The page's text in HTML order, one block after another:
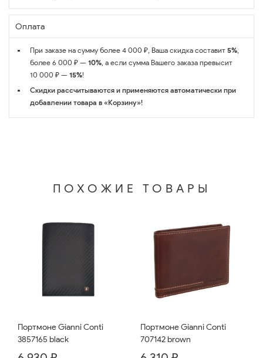
Оплата
При заказе на сумму более 4 000 ₽, Ваша скидка составит 5%,
более 6 000 ₽ — 10%, а если сумма Вашего заказа превысит
10 000 ₽ — 15%!
Скидки рассчитываются и применяются автоматически при
добавлении товара в «Корзину»!
ПОХОЖИЕ ТОВАРЫ
Портмоне Gianni Conti
3857165 black
Портмоне Gianni Conti
707142 brown